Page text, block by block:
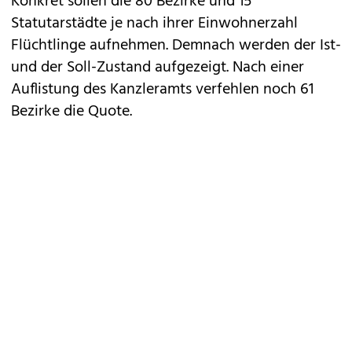
Statutarstädte je nach ihrer Einwohnerzahl
Flüchtlinge aufnehmen. Demnach werden der Ist-
und der Soll-Zustand aufgezeigt. Nach einer
Auflistung des Kanzleramts verfehlen noch 61
Bezirke die Quote.